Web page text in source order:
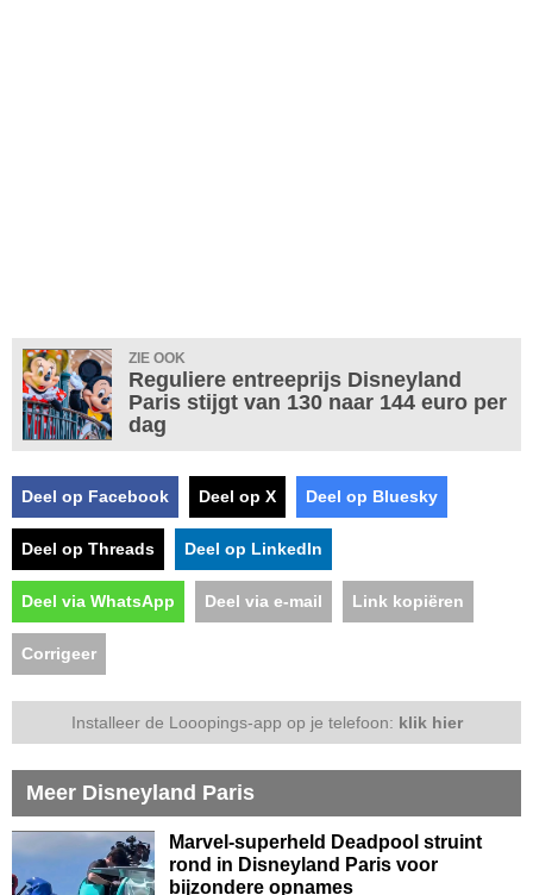
ZIE OOK
Reguliere entreeprijs Disneyland
Paris stijgt van 130 naar 144 euro per
dag
Deel op Facebook Deel op X Deel op Bluesky
Deel op Threads Deel op LinkedIn
Deel via WhatsApp Deel via e-mail Link kopiëren
Corrigeer
Installeer de Looopings-app op je telefoon: klik hier
Meer Disneyland Paris
Marvel-superheld Deadpool struint
rond in Disneyland Paris voor
bijzondere opnames